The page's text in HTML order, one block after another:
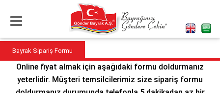
Bayrak Sipariş Formu
Online fiyat almak için aşağıdaki formu doldurmanız
yeterlidir. Müşteri temsilcilerimiz size sipariş formu